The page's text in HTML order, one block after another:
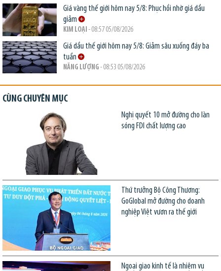
Giá vàng thế giới hôm nay 5/8: Phục hồi nhờ giá dầu
giảm
KIM LOẠI - 08:57 05/08/2026
Giá dầu thế giới hôm nay 5/8: Giảm sâu xuống đáy ba
tuần
NĂNG LƯỢNG - 08:53 05/08/2026
CÙNG CHUYÊN MỤC
Nghị quyết 10 mở đường cho làn
sóng FDI chất lượng cao
Thứ trưởng Bộ Công Thương:
GoGlobal mở đường cho doanh
nghiệp Việt vươn ra thế giới
Ngoại giao kinh tế là nhiệm vụ